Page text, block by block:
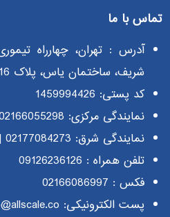
تماس با ما
آدرس : تهران، چهارراه
شریف، ساختمان یاس، پلاک 116، طبقه 3، واحد 10
کد پستی: 1459994426
نمایندگی مرکزی:
نمایندگی شرق: 02177084273
|
تلفن همراه : 09126236126
فکس : 02166086997
پست الکترونیکی: info@allscale.co